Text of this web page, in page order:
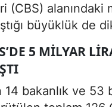
(CBS) alanındaki
büyüklük de
5 MILYAR
14 bakanlık ve 53